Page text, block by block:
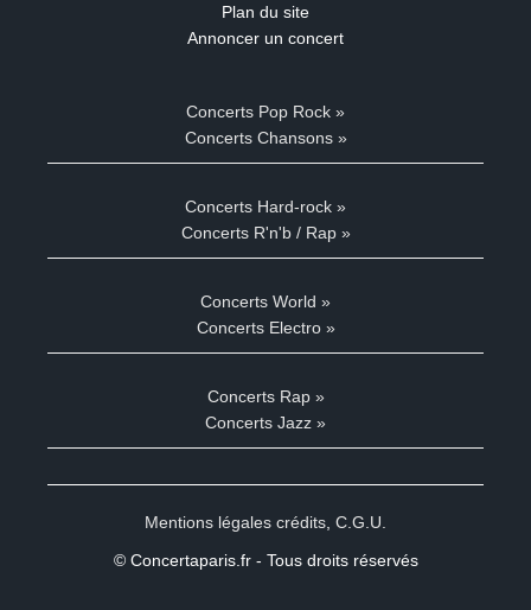
Plan du site
Annoncer un concert
Concerts Pop Rock »
Concerts Chansons »
Concerts Hard-rock »
Concerts R'n'b / Rap »
Concerts World »
Concerts Electro »
Concerts Rap »
Concerts Jazz »
Mentions légales crédits C.G.U.
© Concertaparis.fr - Tous droits réservés